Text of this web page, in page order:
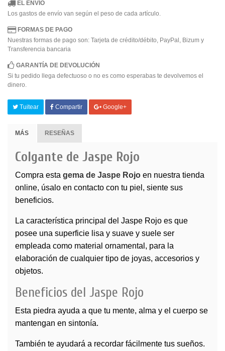
EL ENVÍO
Los gastos de envío van según el peso de cada artículo.
FORMAS DE PAGO
Nuestras formas de pago son: Tarjeta de crédito/débito, PayPal, Bizum y
Transferencia bancaria
GARANTÍA DE DEVOLUCIÓN
Si tu pedido llega defectuoso o no es como esperabas te devolvemos el
dinero.
Tuitear Compartir Google+
MÁS RESEÑAS
Colgante de Jaspe Rojo
Compra esta gema de Jaspe Rojo en nuestra tienda
online, úsalo en contacto con tu piel, siente sus
beneficios.
La característica principal del Jaspe Rojo es que
posee una superficie lisa y suave y suele ser
empleada como material ornamental, para la
elaboración de cualquier tipo de joyas, accesorios y
objetos.
Beneficios del Jaspe Rojo
Esta piedra ayuda a que tu mente, alma y el cuerpo se
mantengan en sintonía.
También te ayudará a recordar fácilmente tus sueños.